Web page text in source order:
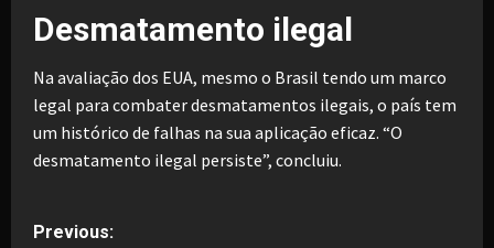
Desmatamento ilegal
Na avaliação dos EUA, mesmo o Brasil tendo um marco
legal para combater desmatamentos ilegais, o país tem
um histórico de falhas na sua aplicação eficaz. “O
desmatamento ilegal persiste”, concluiu.
P
Previous: